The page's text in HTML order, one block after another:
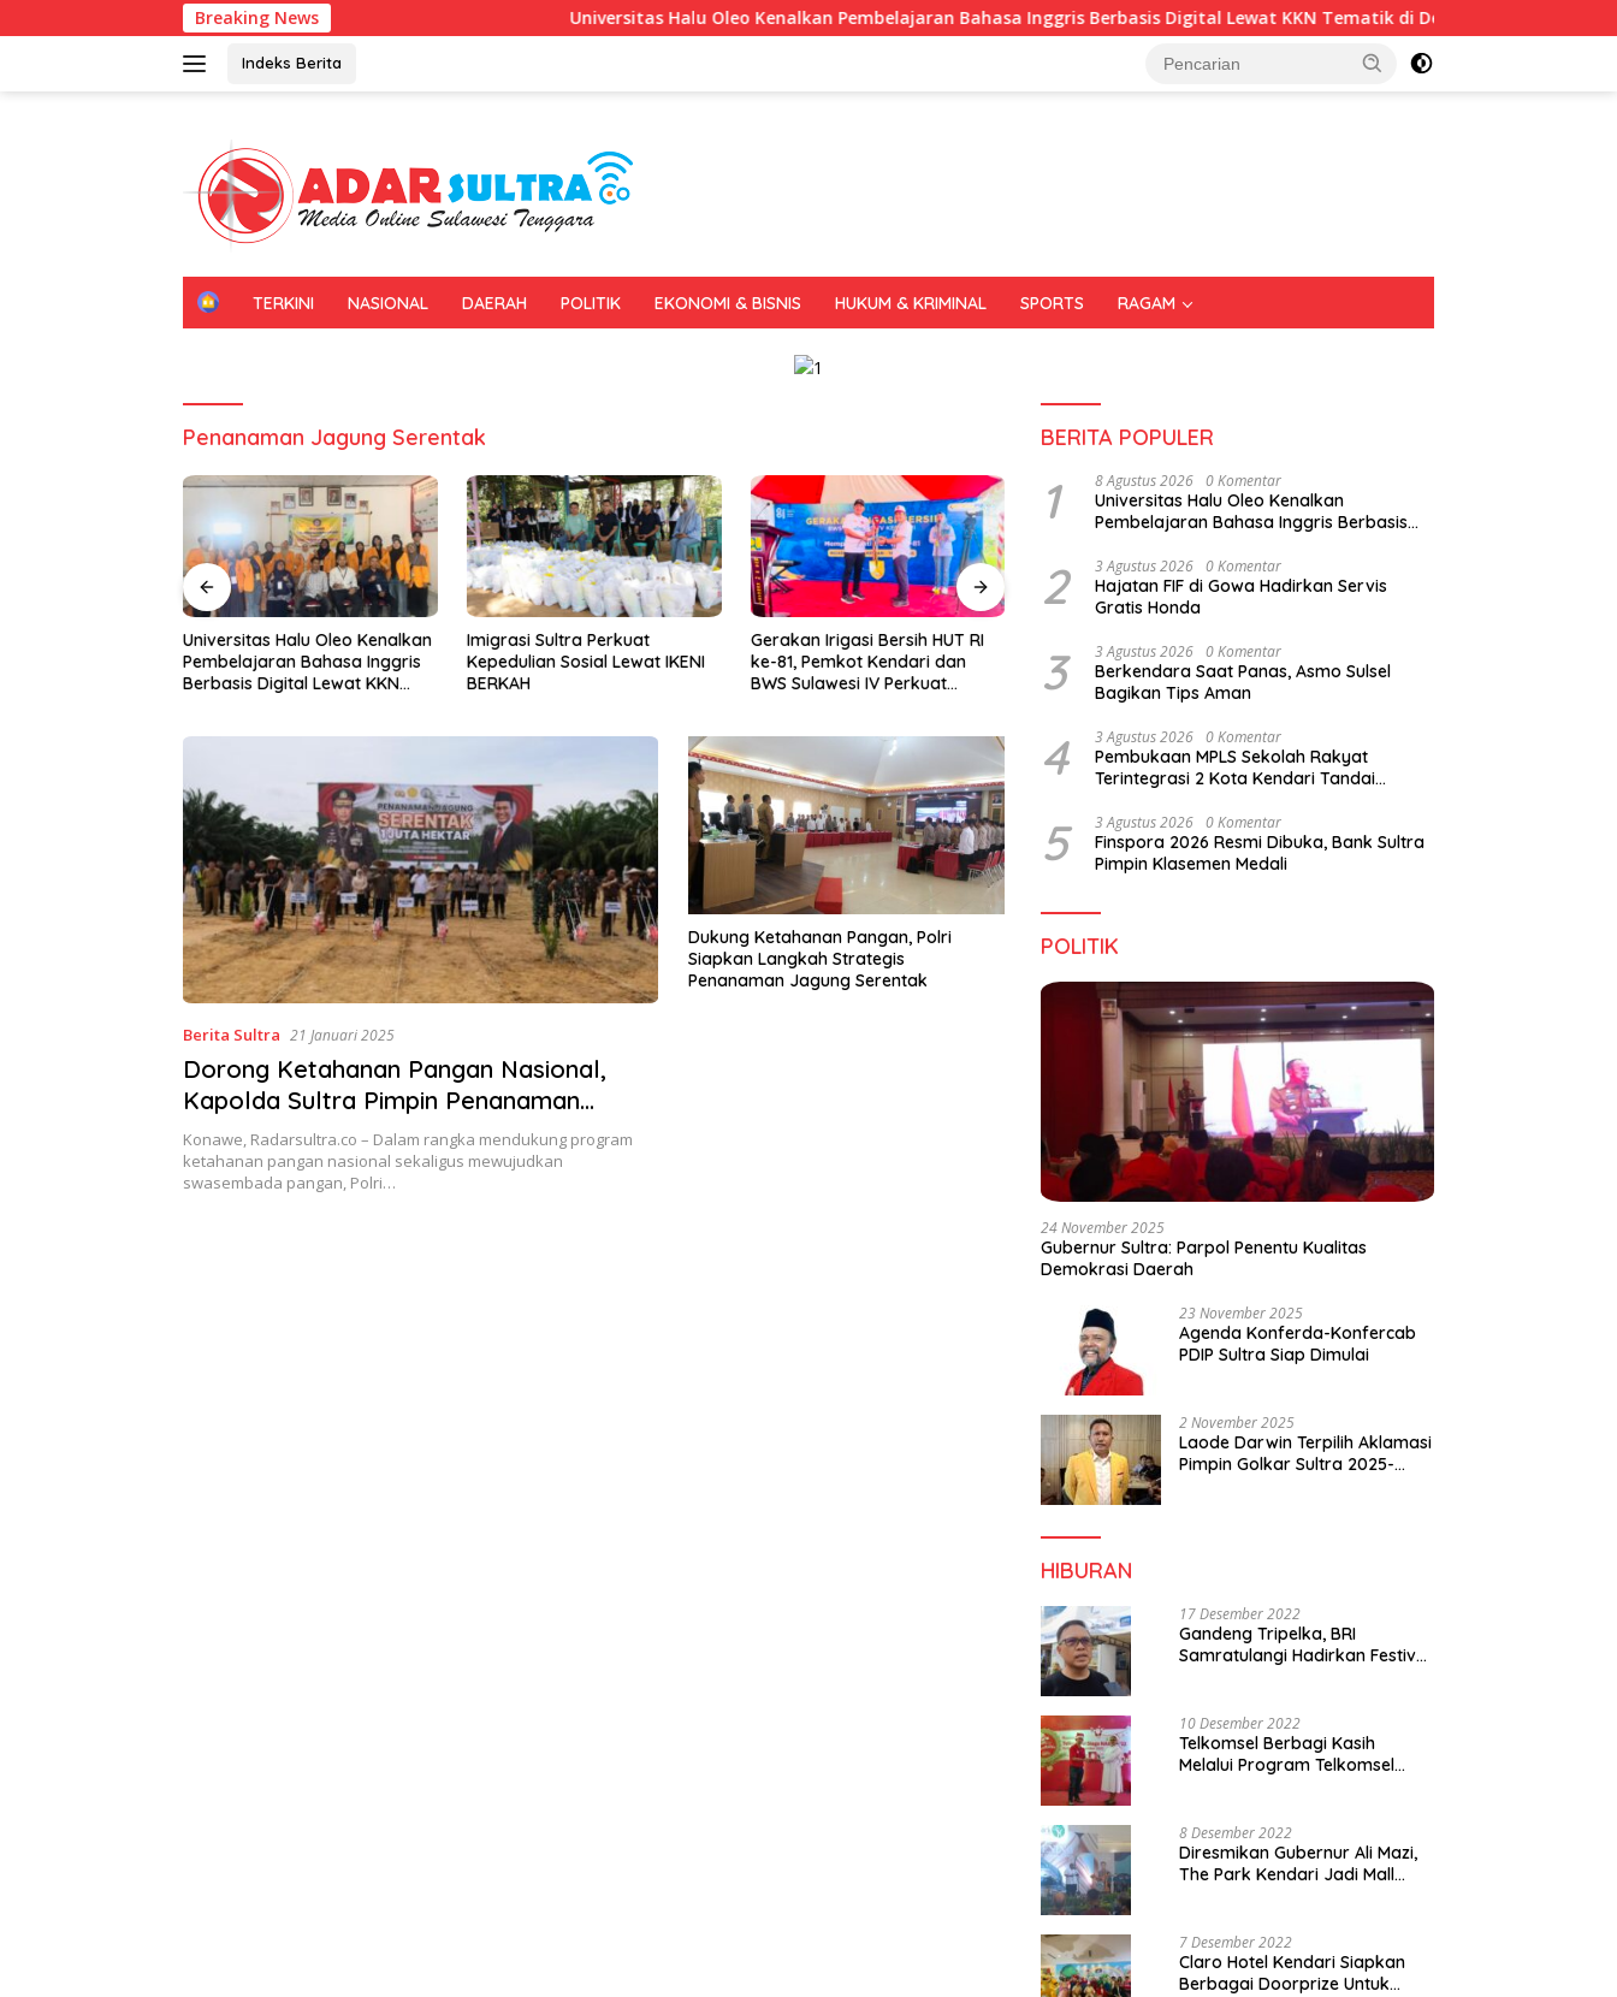
ke
Breaking News Universitas Halu Oleo Kenalkan Pembelajaran Bahasa Inggris Berbasis Digital Lewat KKN Tematik di Desa Alebo
Indeks Berita
H
TERKINI NASIONAL DAERAH POLITIK EKONOMI & BISNIS HUKUM & KRIMINAL SPORTS RAGAM
Penanaman Jagung Serentak
Imigrasi Sultra Perkuat
Kepedulian Sosial Lewat IKENI
BERKAH
Gerakan Irigasi Bersih HUT RI
ke-81, Pemkot Kendari dan
BWS Sulawesi IV Perkuat
Kadin Sultra Gandeng IAI Rawa
Aopa, Fokus Siapkan Lulusan
Siap Kerja dan Wirausaha
Festival Kuliner Sultra Maimo
2026
Layanan Imigrasi Terintegrasi
Berita Sultra 21 Januari 2025
Dorong Ketahanan Pangan Nasional,
Kapolda Sultra Pimpin Penanaman
Jagung Serentak di Konawe
Konawe, Radarsultra.co – Dalam rangka mendukung program
ketahanan pangan nasional sekaligus mewujudkan
swasembada pangan, Polri…
Dukung Ketahanan Pangan, Polri
Siapkan Langkah Strategis
Penanaman Jagung Serentak
BERITA POPULER
1 8 Agustus 2026 0 Komentar
Universitas Halu Oleo Kenalkan
Pembelajaran Bahasa Inggris Berbasis
2 3 Agustus 2026 0 Komentar
Hajatan FIF di Gowa Hadirkan Servis
Gratis Honda
3 3 Agustus 2026 0 Komentar
Berkendara Saat Panas, Asmo Sulsel
Bagikan Tips Aman
4 3 Agustus 2026 0 Komentar
Pembukaan MPLS Sekolah Rakyat
Terintegrasi 2 Kota Kendari Tandai
5 3 Agustus 2026 0 Komentar
Finspora 2026 Resmi Dibuka, Bank Sultra
Pimpin Klasemen Medali
POLITIK
24 November 2025
Gubernur Sultra: Parpol Penentu Kualitas
Demokrasi Daerah
23 November 2025
Agenda Konferda-Konfercab
PDIP Sultra Siap Dimulai
2 November 2025
Laode Darwin Terpilih Aklamasi
Pimpin Golkar Sultra 2025-
HIBURAN
17 Desember 2022
Gandeng Tripelka, BRI
Samratulangi Hadirkan Festival
10 Desember 2022
Telkomsel Berbagi Kasih
Melalui Program Telkomsel
8 Desember 2022
Diresmikan Gubernur Ali Mazi,
The Park Kendari Jadi Mall
7 Desember 2022
Claro Hotel Kendari Siapkan
Berbagai Doorprize Untuk